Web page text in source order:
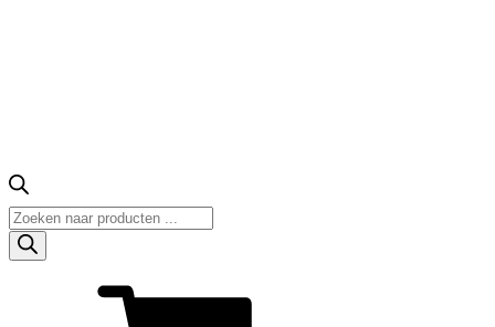
Producten
zoeken